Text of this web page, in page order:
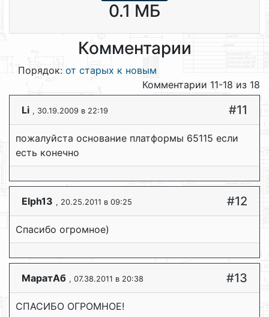
0.1 МБ
Комментарии
Порядок: от старых к новым
Комментарии 11-18 из 18
Li , 30.19.2009 в 22:19 #11
пожалуйста основание платформы 65115 если
есть конечно
Elph13 , 20.25.2011 в 09:25 #12
Спасибо огромное)
МаратАб , 07.38.2011 в 20:38 #13
СПАСИБО ОГРОМНОЕ!